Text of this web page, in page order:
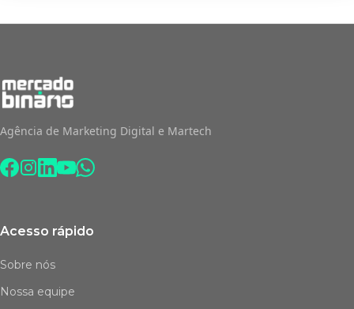
Agência de Marketing Digital e Martech
Acesso rápido
Sobre nós
Nossa equipe